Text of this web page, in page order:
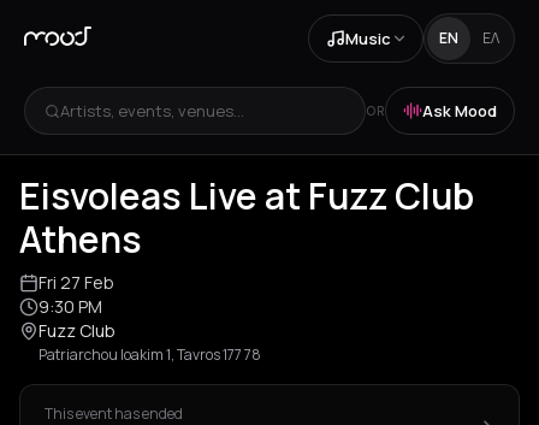
Music EN ΕΛ
Artists, events, venues... OR Ask Mood
Eisvoleas Live at Fuzz Club
Athens
Fri 27 Feb
9:30 PM
Fuzz Club
Patriarchou Ioakim 1, Tavros 177 78
This event has ended